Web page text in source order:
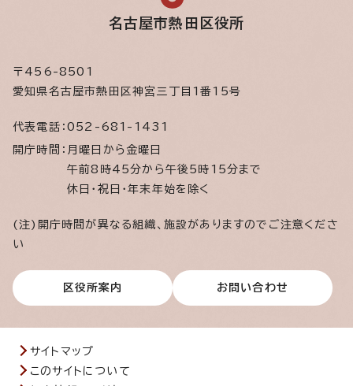
名古屋市熱田区役所
〒456-8501
愛知県名古屋市熱田区神宮三丁目1番15号
代表電話： 052-681-1431
開庁時間： 月曜日から金曜日
午前8時45分から午後5時15分まで
休日・祝日・年末年始を除く
(注)開庁時間が異なる組織、施設がありますのでご注意くださ
い
区役所案内 お問い合わせ
サイトマップ
このサイトについて